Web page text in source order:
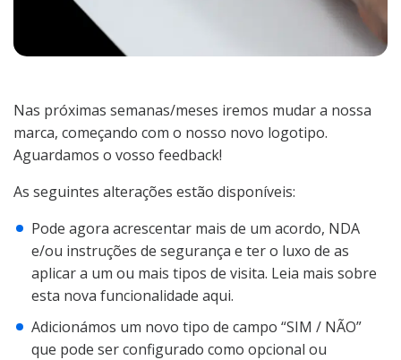
Nas próximas semanas/meses iremos mudar a nossa
marca, começando com o nosso novo logotipo.
Aguardamos o vosso feedback!
As seguintes alterações estão disponíveis:
Pode agora acrescentar mais de um acordo, NDA
e/ou instruções de segurança e ter o luxo de as
aplicar a um ou mais tipos de visita. Leia mais sobre
esta nova funcionalidade aqui.
Adicionámos um novo tipo de campo “SIM / NÃO”
que pode ser configurado como opcional ou